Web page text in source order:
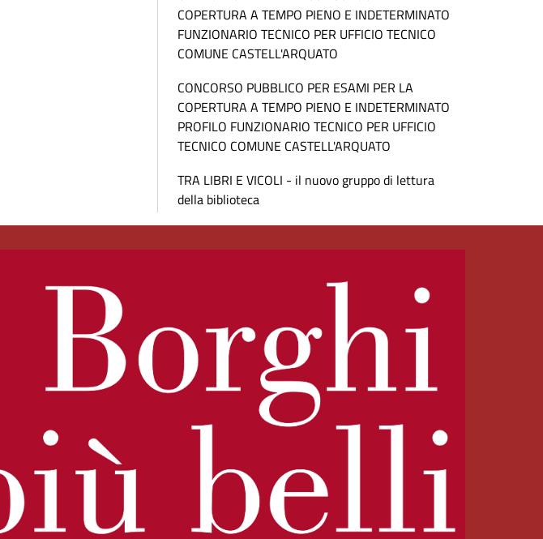
COPERTURA A TEMPO PIENO E INDETERMINATO
FUNZIONARIO TECNICO PER UFFICIO TECNICO
COMUNE CASTELL'ARQUATO
CONCORSO PUBBLICO PER ESAMI PER LA
COPERTURA A TEMPO PIENO E INDETERMINATO
PROFILO FUNZIONARIO TECNICO PER UFFICIO
TECNICO COMUNE CASTELL'ARQUATO
TRA LIBRI E VICOLI - il nuovo gruppo di lettura
della biblioteca